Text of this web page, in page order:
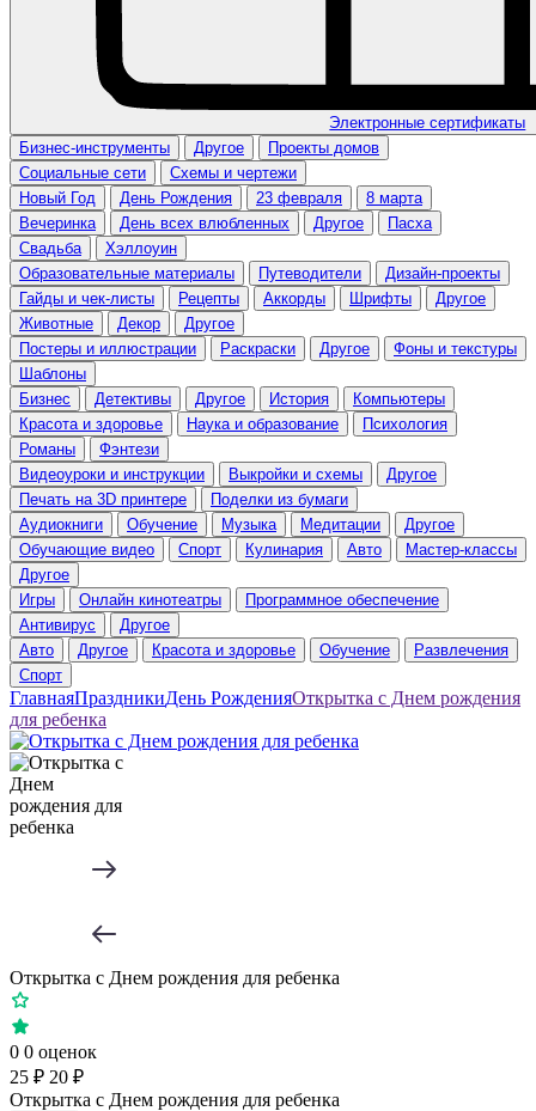
Электронные сертификаты
Бизнес-инструменты
Другое
Проекты домов
Социальные сети
Схемы и чертежи
Новый Год
День Рождения 23 февраля
8 марта
Вечеринка
День всех влюбленных Другое
Пасха
Свадьба
Хэллоуин
Образовательные материалы
Путеводители
Дизайн-проекты
Гайды и чек-листы
Рецепты Аккорды Шрифты
Другое
Животные
Декор
Другое
Постеры и иллюстрации
Раскраски Другое
Фоны и текстуры
Шаблоны
Бизнес
Детективы Другое История
Компьютеры
Красота и здоровье
Наука и образование
Психология
Романы
Фэнтези
Видеоуроки и инструкции
Выкройки и схемы
Другое
Печать на 3D принтере
Поделки из бумаги
Аудиокниги
Обучение Музыка Медитации
Другое
Обучающие видео
Спорт Кулинария Авто
Мастер-классы
Другое
Игры
Онлайн кинотеатры
Программное обеспечение
Антивирус
Другое
Авто
Другое Красота и здоровье Обучение
Развлечения
Спорт
ГлавнаяПраздникиДень РожденияОткрытка с Днем рождения
для ребенка
Открытка с Днем рождения для ребенка
0 0 оценок
25 ₽ 20 ₽
Открытка с Днем рождения для ребенка